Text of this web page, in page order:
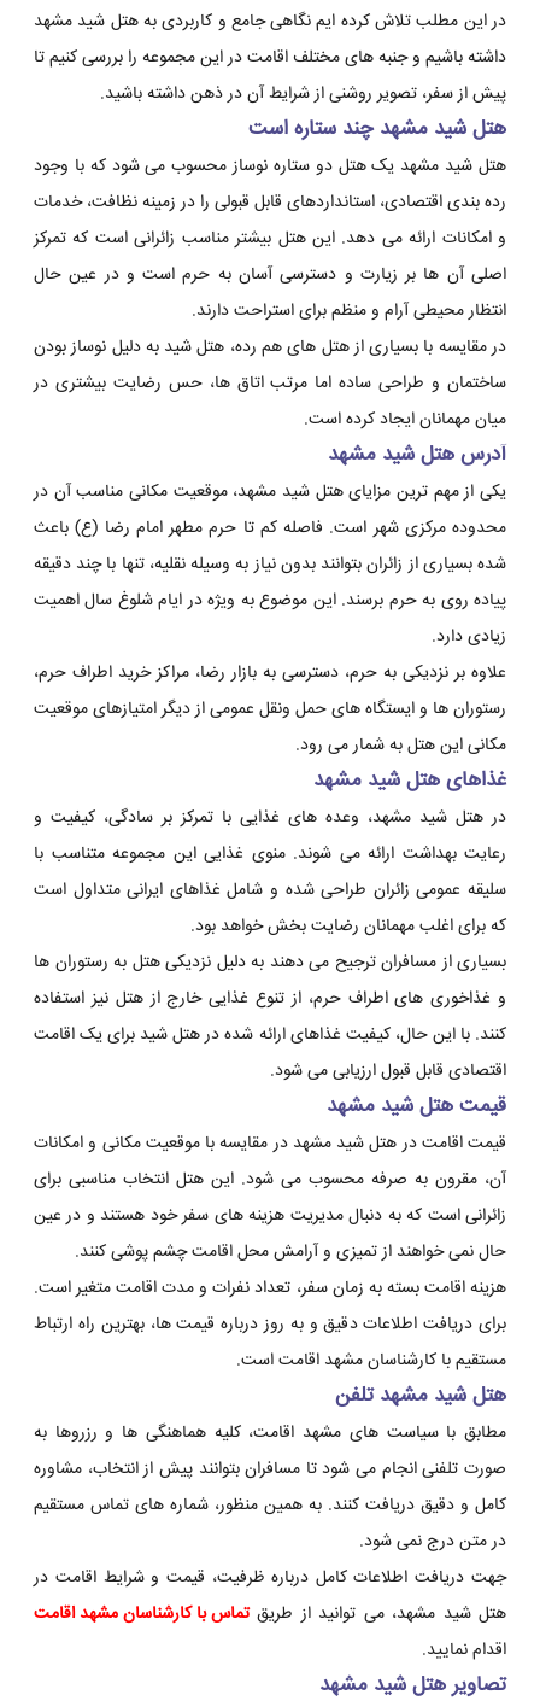
در این مطلب تلاش کرده ایم نگاهی جامع و کاربردی به هتل شید مشهد
داشته باشیم و جنبه های مختلف اقامت در این مجموعه را بررسی کنیم تا
پیش از سفر، تصویر روشنی از شرایط آن در ذهن داشته باشید.
هتل شید مشهد چند ستاره است
هتل شید مشهد یک هتل دو ستاره نوساز محسوب می شود که با وجود
رده بندی اقتصادی، استانداردهای قابل قبولی را در زمینه نظافت، خدمات
و امکانات ارائه می دهد. این هتل بیشتر مناسب زائرانی است که تمرکز
اصلی آن ها بر زیارت و دسترسی آسان به حرم است و در عین حال
انتظار محیطی آرام و منظم برای استراحت دارند.
در مقایسه با بسیاری از هتل های هم رده، هتل شید به دلیل نوساز بودن
ساختمان و طراحی ساده اما مرتب اتاق ها، حس رضایت بیشتری در
میان مهمانان ایجاد کرده است.
آدرس هتل شید مشهد
یکی از مهم ترین مزایای هتل شید مشهد، موقعیت مکانی مناسب آن در
محدوده مرکزی شهر است. فاصله کم تا حرم مطهر امام رضا (ع) باعث
شده بسیاری از زائران بتوانند بدون نیاز به وسیله نقلیه، تنها با چند دقیقه
پیاده روی به حرم برسند. این موضوع به ویژه در ایام شلوغ سال اهمیت
زیادی دارد.
علاوه بر نزدیکی به حرم، دسترسی به بازار رضا، مراکز خرید اطراف حرم،
رستوران ها و ایستگاه های حمل ونقل عمومی از دیگر امتیازهای موقعیت
مکانی این هتل به شمار می رود.
غذاهای هتل شید مشهد
در هتل شید مشهد، وعده های غذایی با تمرکز بر سادگی، کیفیت و
رعایت بهداشت ارائه می شوند. منوی غذایی این مجموعه متناسب با
سلیقه عمومی زائران طراحی شده و شامل غذاهای ایرانی متداول است
که برای اغلب مهمانان رضایت بخش خواهد بود.
بسیاری از مسافران ترجیح می دهند به دلیل نزدیکی هتل به رستوران ها
و غذاخوری های اطراف حرم، از تنوع غذایی خارج از هتل نیز استفاده
کنند. با این حال، کیفیت غذاهای ارائه شده در هتل شید برای یک اقامت
اقتصادی قابل قبول ارزیابی می شود.
قیمت هتل شید مشهد
قیمت اقامت در هتل شید مشهد در مقایسه با موقعیت مکانی و امکانات
آن، مقرون به صرفه محسوب می شود. این هتل انتخاب مناسبی برای
زائرانی است که به دنبال مدیریت هزینه های سفر خود هستند و در عین
حال نمی خواهند از تمیزی و آرامش محل اقامت چشم پوشی کنند.
هزینه اقامت بسته به زمان سفر، تعداد نفرات و مدت اقامت متغیر است.
برای دریافت اطلاعات دقیق و به روز درباره قیمت ها، بهترین راه ارتباط
مستقیم با کارشناسان مشهد اقامت است.
هتل شید مشهد تلفن
مطابق با سیاست های مشهد اقامت، کلیه هماهنگی ها و رزروها به
صورت تلفنی انجام می شود تا مسافران بتوانند پیش از انتخاب، مشاوره
کامل و دقیق دریافت کنند. به همین منظور، شماره های تماس مستقیم
در متن درج نمی شود.
جهت دریافت اطلاعات کامل درباره ظرفیت، قیمت و شرایط اقامت در
هتل شید مشهد، می توانید از طریقتماس با کارشناسان مشهد اقامت
اقدام نمایید.
تصاویر هتل شید مشهد